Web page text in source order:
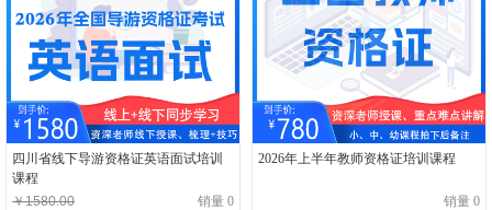
四川省线下导游资格证英语面试培训
课程
￥1580.00
销量 0
2026年上半年教师资格证培训课程
销量 0